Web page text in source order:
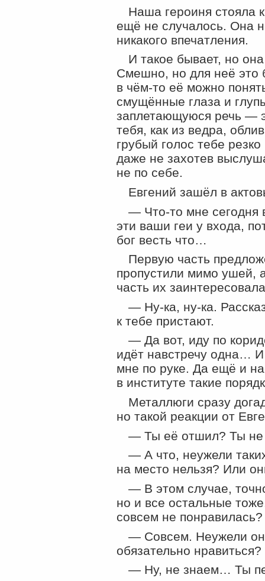
Наша героиня стояла
ещё не случалось. Она
никакого впечатления.
И такое бывает, но
Смешно, но для неё это
в чём-то её можно
смущённые глаза и
заплетающуюся речь —
тебя, как из ведра,
грубый голос тебе
даже не захотев
не по себе.
Евгений зашёл в
— Что-то мне сегодня
эти ваши геи у входа,
бог весть что…
Первую часть
пропустили мимо ушей,
часть их
— Ну-ка, ну-ка.
к тебе пристают.
— Да вот, иду по
идёт навстречу одна…
мне по руке. Да ещё и
в институте такие
Металлюги сразу
но такой реакции от
— Ты её отшил? Ты
— А что, неужели
на место нельзя? Или
— В этом случае,
но и все остальные
совсем не понравилась?
— Совсем. Неужели
обязательно нравиться?
— Ну, не знаем… Ты